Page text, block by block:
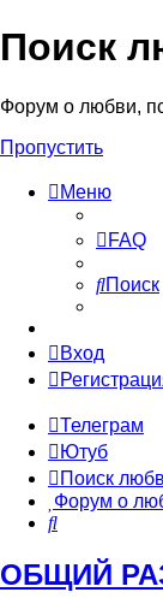
Поиск
Форум о любви,
Пропустить
Меню
FAQ
Поиск
Вход
Телеграм
Ютуб
Поиск
Форум о
Поиск
ОБЩИЙ